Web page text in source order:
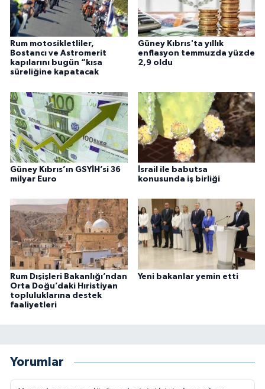
Rum motosikletliler,
Bostancı ve Astromerit
kapılarını bugün “kısa
süreliğine kapatacak
Güney Kıbrıs'ta yıllık
enflasyon temmuzda yüzde
2,9 oldu
Güney Kıbrıs’ın GSYİH’si 36
milyar Euro
İsrail ile babutsa
konusunda iş birliği
Rum Dışişleri Bakanlığı’ndan
Orta Doğu’daki Hıristiyan
topluluklarına destek
faaliyetleri
Yeni bakanlar yemin etti
Yorumlar